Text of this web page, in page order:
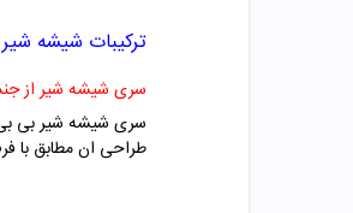
ترکیبات شیشه
سری شیشه شیر از
سری شیشه شیر بی بی
طراحی ان مطابق با